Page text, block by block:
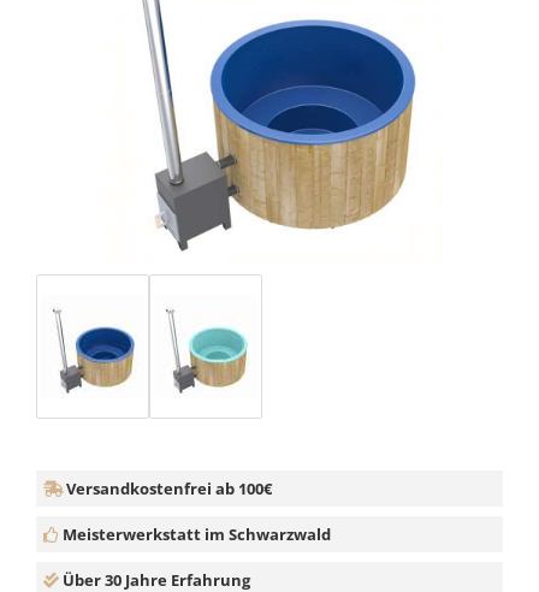
Versandkostenfrei ab 100€
Meisterwerkstatt im Schwarzwald
Über 30 Jahre Erfahrung